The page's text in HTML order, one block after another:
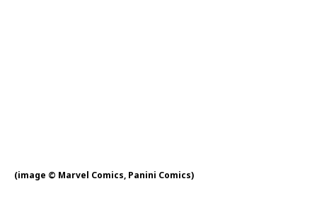
(image © Marvel Comics, Panini Comics)